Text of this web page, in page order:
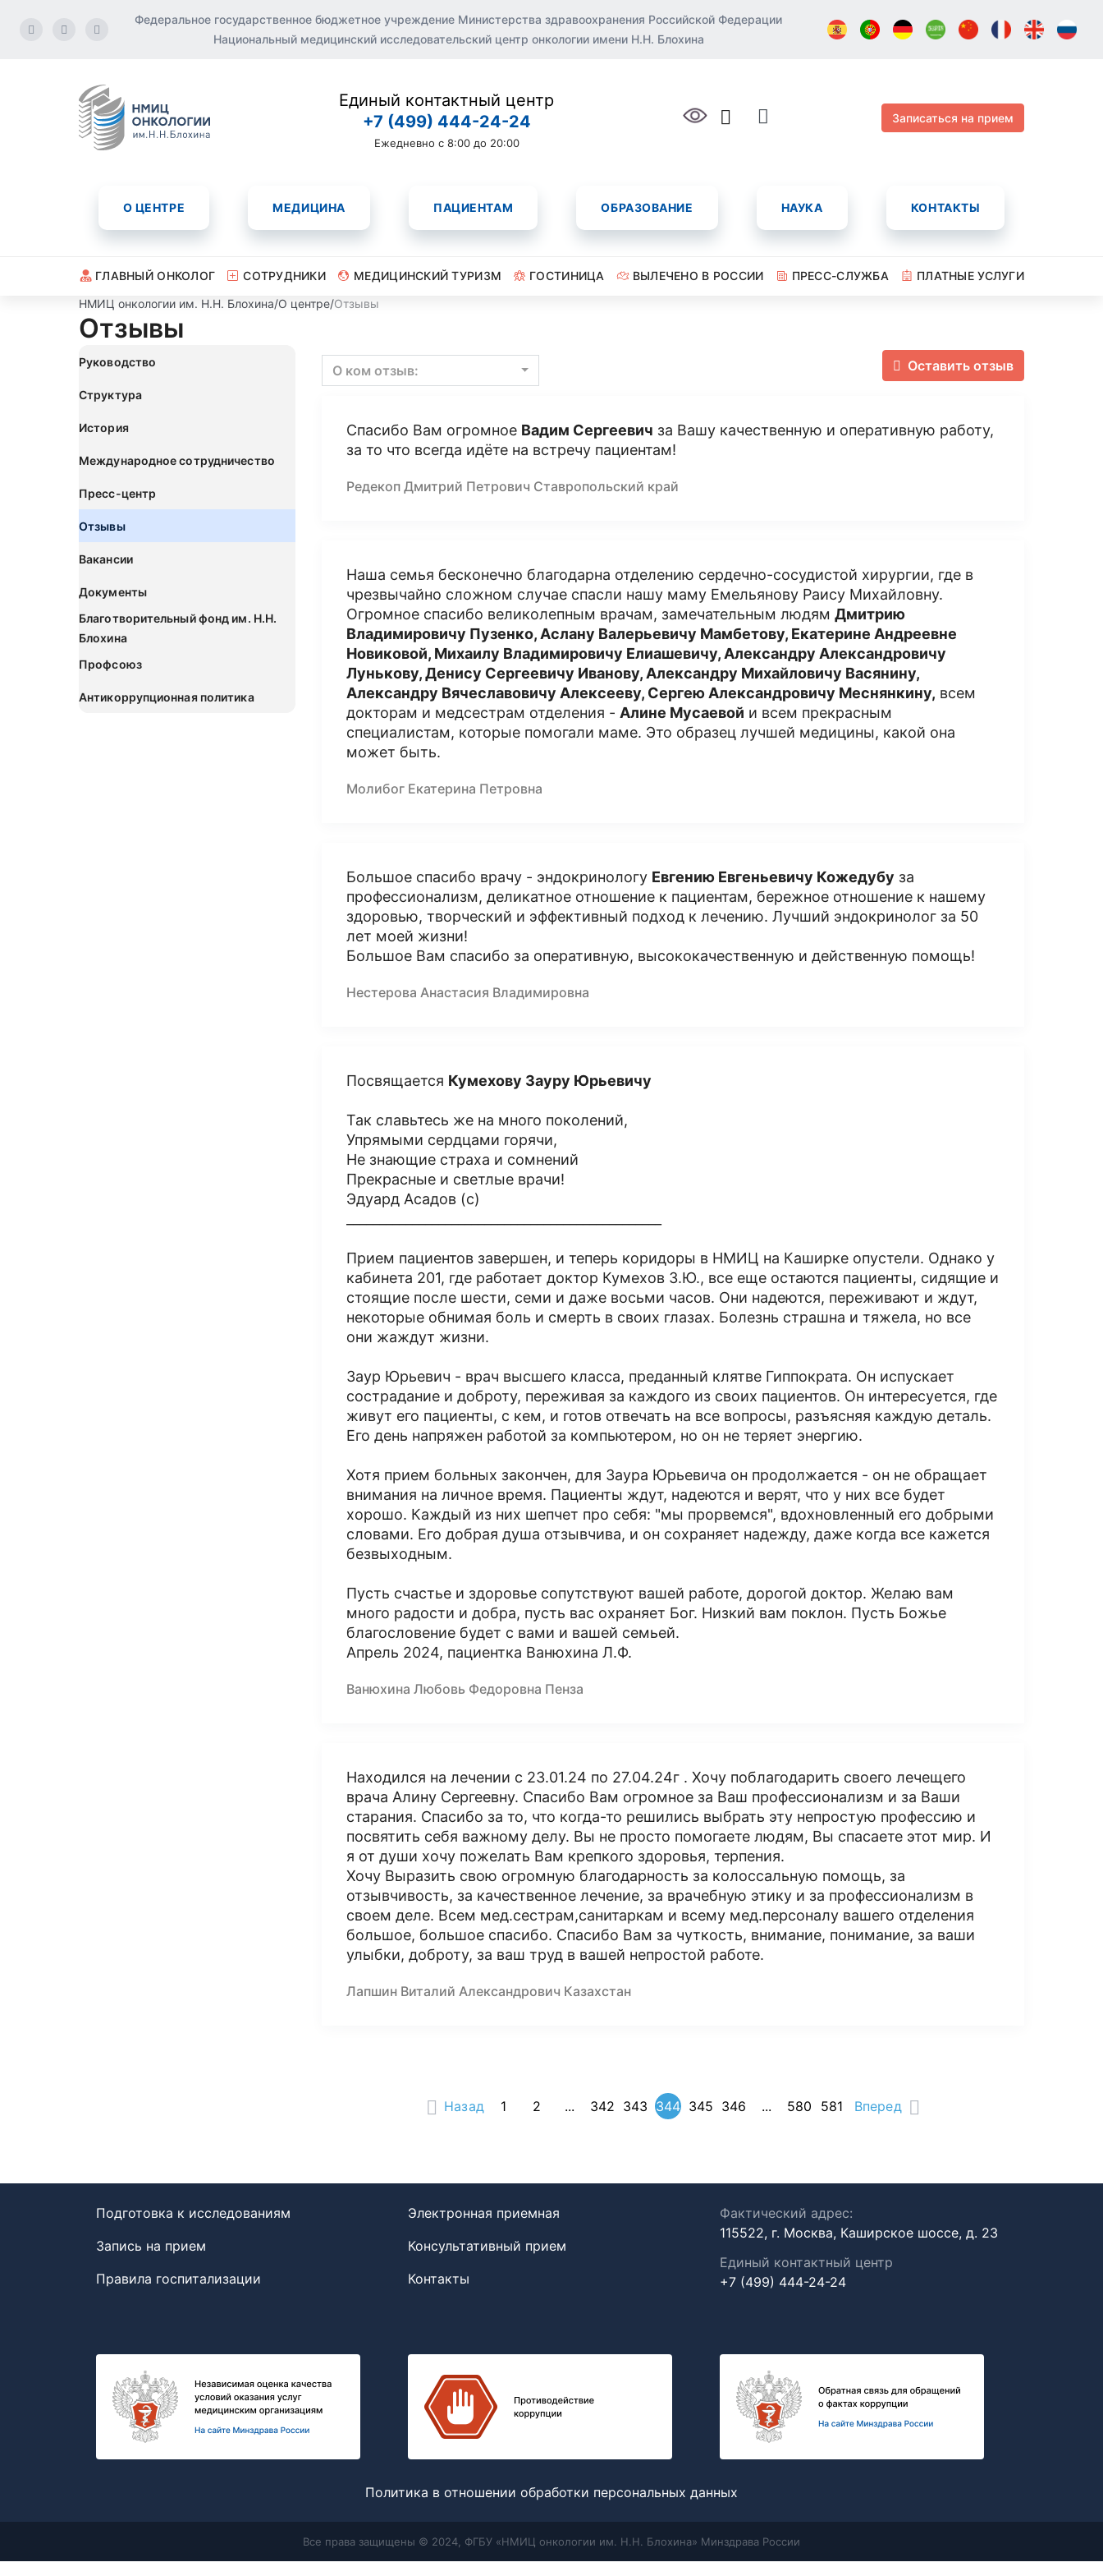
Федеральное государственное бюджетное учреждение Министерства здравоохранения Российской Федерации
Национальный медицинский исследовательский центр онкологии имени Н.Н. Блохина
Единый контактный центр
+7 (499) 444-24-24
Ежедневно с 8:00 до 20:00
Записаться на прием
О ЦЕНТРЕ МЕДИЦИНА ПАЦИЕНТАМ ОБРАЗОВАНИЕ НАУКА КОНТАКТЫ
ГЛАВНЫЙ ОНКОЛОГ СОТРУДНИКИ МЕДИЦИНСКИЙ ТУРИЗМ ГОСТИНИЦА ВЫЛЕЧЕНО В РОССИИ ПРЕСС-СЛУЖБА
ПЛАТНЫЕ УСЛУГИ
НМИЦ онкологии им. Н.Н. Блохина/О центре/Отзывы
Отзывы
Руководство
Структура
История
Международное сотрудничество
Пресс-центр
Отзывы
Вакансии
Документы
Благотворительный фонд им. Н.Н.
Блохина
Профсоюз
Антикоррупционная политика
Оставить отзыв
О ком отзыв:
Спасибо Вам огромное Вадим Сергеевич за Вашу качественную и оперативную работу,
за то что всегда идёте на встречу пациентам!
Редекоп Дмитрий Петрович Ставропольский край
Наша семья бесконечно благодарна отделению сердечно-сосудистой хирургии, где в
чрезвычайно сложном случае спасли нашу маму Емельянову Раису Михайловну.
Огромное спасибо великолепным врачам, замечательным людям Дмитрию
Владимировичу Пузенко, Аслану Валерьевичу Мамбетову, Екатерине Андреевне
Новиковой, Михаилу Владимировичу Елиашевичу, Александру Александровичу
Лунькову, Денису Сергеевичу Иванову, Александру Михайловичу Васянину,
Александру Вячеславовичу Алексееву, Сергею Александровичу Меснянкину, всем
докторам и медсестрам отделения - Алине Мусаевой и всем прекрасным
специалистам, которые помогали маме. Это образец лучшей медицины, какой она
может быть.
Молибог Екатерина Петровна
Большое спасибо врачу - эндокринологу Евгению Евгеньевичу Кожедубу за
профессионализм, деликатное отношение к пациентам, бережное отношение к нашему
здоровью, творческий и эффективный подход к лечению. Лучший эндокринолог за 50
лет моей жизни!
Большое Вам спасибо за оперативную, высококачественную и действенную помощь!
Нестерова Анастасия Владимировна
Посвящается Кумехову Зауру Юрьевичу
Так славьтесь же на много поколений,
Упрямыми сердцами горячи,
Не знающие страха и сомнений
Прекрасные и светлые врачи!
Эдуард Асадов (с)
Прием пациентов завершен, и теперь коридоры в НМИЦ на Каширке опустели. Однако у
кабинета 201, где работает доктор Кумехов З.Ю., все еще остаются пациенты, сидящие и
стоящие после шести, семи и даже восьми часов. Они надеются, переживают и ждут,
некоторые обнимая боль и смерть в своих глазах. Болезнь страшна и тяжела, но все
они жаждут жизни.
Заур Юрьевич - врач высшего класса, преданный клятве Гиппократа. Он испускает
сострадание и доброту, переживая за каждого из своих пациентов. Он интересуется, где
живут его пациенты, с кем, и готов отвечать на все вопросы, разъясняя каждую деталь.
Его день напряжен работой за компьютером, но он не теряет энергию.
Хотя прием больных закончен, для Заура Юрьевича он продолжается - он не обращает
внимания на личное время. Пациенты ждут, надеются и верят, что у них все будет
хорошо. Каждый из них шепчет про себя: "мы прорвемся", вдохновленный его добрыми
словами. Его добрая душа отзывчива, и он сохраняет надежду, даже когда все кажется
безвыходным.
Пусть счастье и здоровье сопутствуют вашей работе, дорогой доктор. Желаю вам
много радости и добра, пусть вас охраняет Бог. Низкий вам поклон. Пусть Божье
благословение будет с вами и вашей семьей.
Апрель 2024, пациентка Ванюхина Л.Ф.
Ванюхина Любовь Федоровна Пенза
Находился на лечении с 23.01.24 по 27.04.24г . Хочу поблагодарить своего лечещего
врача Алину Сергеевну. Спасибо Вам огромное за Ваш профессионализм и за Ваши
старания. Спасибо за то, что когда-то решились выбрать эту непростую профессию и
посвятить себя важному делу. Вы не просто помогаете людям, Вы спасаете этот мир. И
я от души хочу пожелать Вам крепкого здоровья, терпения.
Хочу Выразить свою огромную благодарность за колоссальную помощь, за
отзывчивость, за качественное лечение, за врачебную этику и за профессионализм в
своем деле. Всем мед.сестрам,санитаркам и всему мед.персоналу вашего отделения
большое, большое спасибо. Спасибо Вам за чуткость, внимание, понимание, за ваши
улыбки, доброту, за ваш труд в вашей непростой работе.
Лапшин Виталий Александрович Казахстан
Назад 1 2 ... 342 343 344 345 346 ... 580 581 Вперед
Подготовка к исследованиям
Запись на прием
Правила госпитализации
Электронная приемная
Консультативный прием
Контакты
Фактический адрес:
115522, г. Москва, Каширское шоссе, д. 23
Единый контактный центр
+7 (499) 444-24-24
Политика в отношении обработки персональных данных
Все права защищены © 2024, ФГБУ «НМИЦ онкологии им. Н.Н. Блохина» Минздрава России